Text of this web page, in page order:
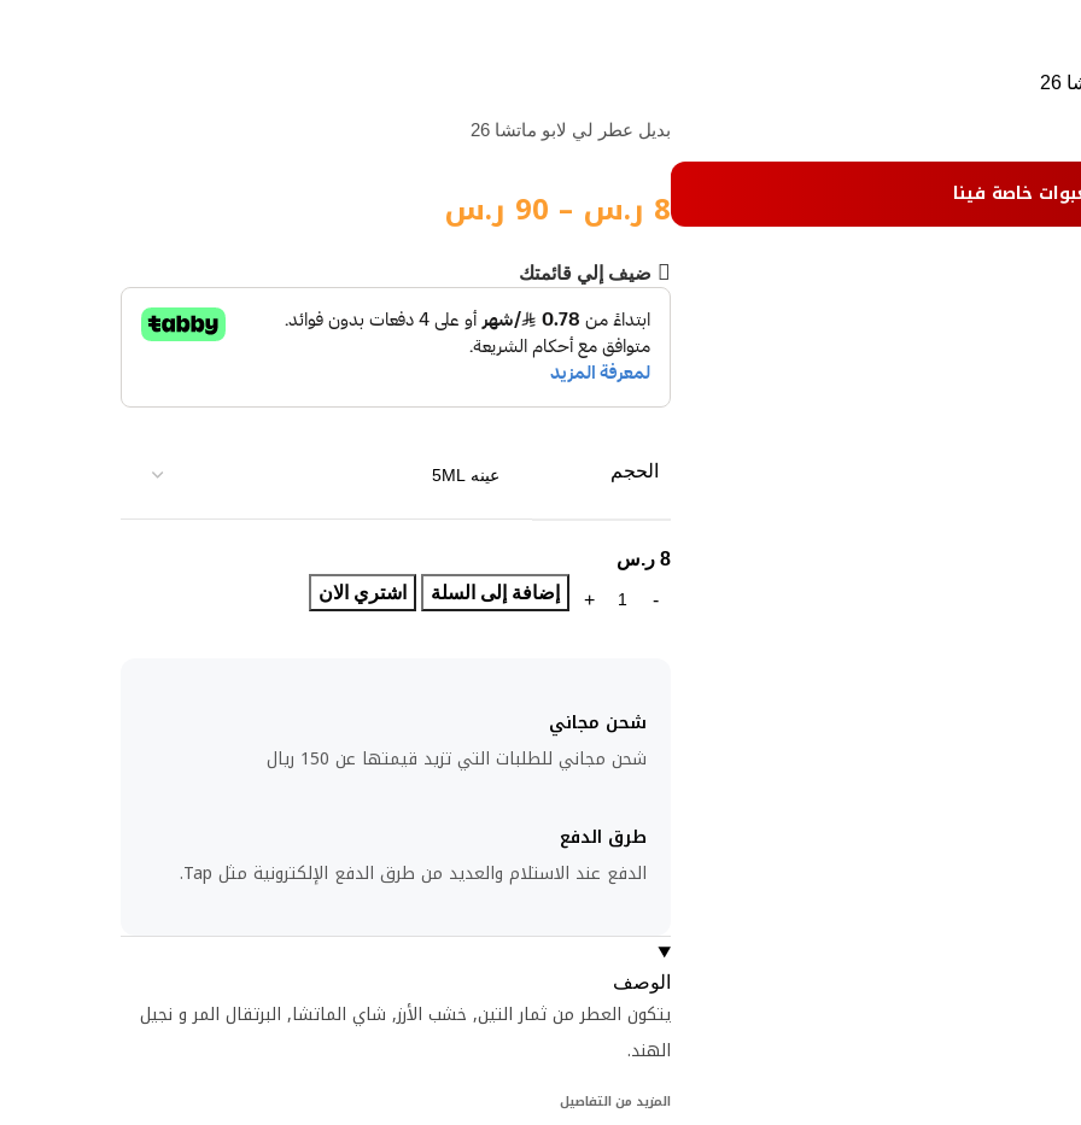
خاصة فينا
بديل عطر لي لابو ماتشا 26
8 ر.س –
90 ر.س
ضيف إلي قائمتك
الحجم
8 ر.س
إضافة إلى السلة
اشتري الان
شحن مجاني
شحن مجاني للطلبات التي تزيد قيمتها عن 150 ريال
طرق الدفع
الدفع عند الاستلام والعديد من طرق الدفع الإلكترونية مثل Tap.
الوصف
يتكون العطر من ثمار التين, خشب الأرز, شاي الماتشا, البرتقال المر و نجيل
الهند.
المزيد من التفاصيل